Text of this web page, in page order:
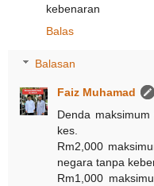
kebenaran
Balas
Balasan
Faiz Muhamad
Denda
kes.
Rm2,000
negara tanpa
Rm1,000